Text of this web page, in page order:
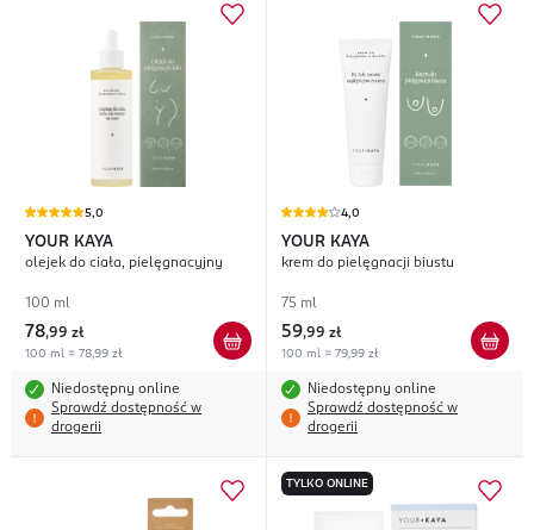
5,0
YOUR KAYA
olejek do ciała, pielęgnacyjny
100 ml
78,99 zł
100 ml = 78,99 zł
Niedostępny online
Sprawdź dostępność w
drogerii
4,0
YOUR KAYA
krem do pielęgnacji biustu
75 ml
59,99 zł
100 ml = 79,99 zł
Niedostępny online
Sprawdź dostępność w
drogerii
TYLKO ONLINE